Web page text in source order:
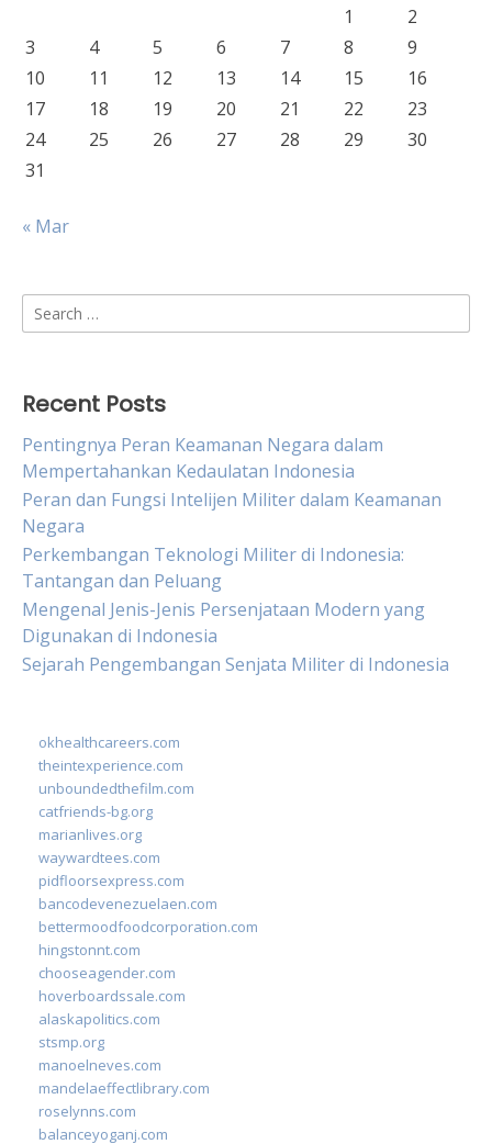
1
2
3
4 5 6 7 8
9
10
11 12 13 14 15
16
17
18 19 20 21 22
23
24
25 26 27 28 29
30
31
« Mar
Search
for:
Recent Posts
Pentingnya Peran Keamanan Negara dalam
Mempertahankan Kedaulatan Indonesia
Peran dan Fungsi Intelijen Militer dalam Keamanan
Negara
Perkembangan Teknologi Militer di Indonesia:
Tantangan dan Peluang
Mengenal Jenis-Jenis Persenjataan Modern yang
Digunakan di Indonesia
Sejarah Pengembangan Senjata Militer di Indonesia
okhealthcareers.com
theintexperience.com
unboundedthefilm.com
catfriends-bg.org
marianlives.org
waywardtees.com
pidfloorsexpress.com
bancodevenezuelaen.com
bettermoodfoodcorporation.com
hingstonnt.com
chooseagender.com
hoverboardssale.com
alaskapolitics.com
stsmp.org
manoelneves.com
mandelaeffectlibrary.com
roselynns.com
balanceyoganj.com